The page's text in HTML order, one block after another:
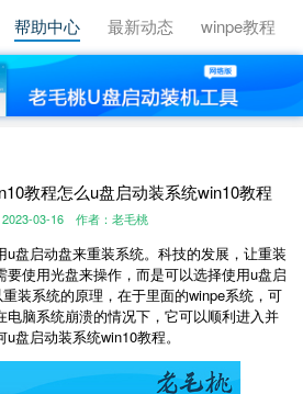
帮助中心 最新动态 winpe教程
教程怎么u盘启动装系统win10教程
03-16 作者：老毛桃
盘启动盘来重装系统。科技的发展，让重装
要使用光盘来操作，而是可以选择使用u盘启
装系统的原理，在于里面的winpe系统，可
电脑系统崩溃的情况下，它可以顺利进入并
盘启动装系统win10教程。